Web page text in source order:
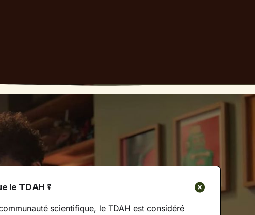
le TDAH ?
scientifique, le TDAH est considéré